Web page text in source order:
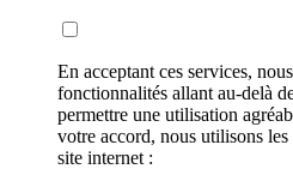
En acceptant ces services,
fonctionnalités allant au-delà
permettre une utilisation
votre accord, nous utilisons
site internet :